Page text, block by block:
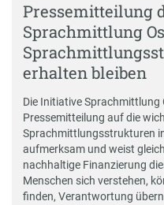
Pressemitteilung
Sprachmittlung
erhalten bleiben
Die Initiative Sprachmittlung
Pressemitteilung auf die
Sprachmittlungsstrukturen
aufmerksam und weist
nachhaltige Finanzierung
Menschen sich verstehen,
finden, Verantwortung